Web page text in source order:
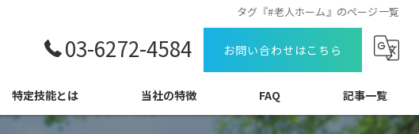
タグ『#老人ホーム』のページ一覧
03-6272-4584 お問い合わせはこちら
特定技能とは 当社の特徴 FAQ 記事一覧